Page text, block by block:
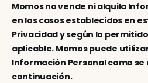
Momos no vende ni alquila
en los casos establecidos en
Privacidad y según lo
aplicable. Momos puede
Información Personal como se
continuación.